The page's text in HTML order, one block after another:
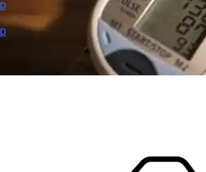
Выводит На Рынок Новый